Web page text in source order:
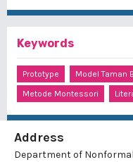
Keywords
Prototype
Model Taman
Metode Montessori
Address
Department of